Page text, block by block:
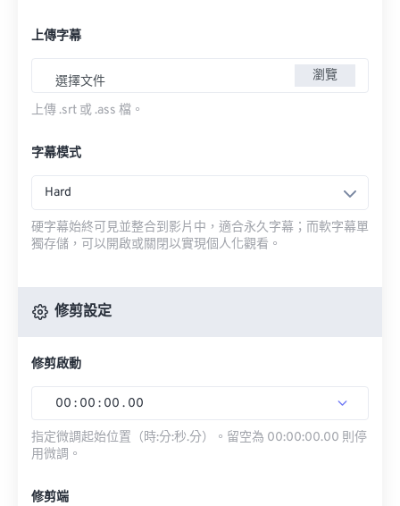
上傳字幕
選擇文件 瀏覽
上傳 .srt 或 .ass 檔。
字幕模式
Hard
硬字幕始終可見並整合到影片中，適合永久字幕；而軟字幕單
獨存儲，可以開啟或關閉以實現個人化觀看。
修剪設定
修剪啟動
00 : 00 : 00 . 00
指定微調起始位置（時:分:秒.分）。留空為 00:00:00.00 則停
用微調。
修剪端